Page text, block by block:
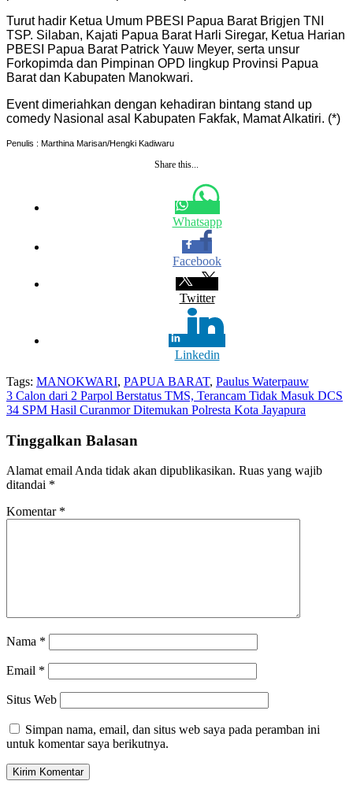
Turut hadir Ketua Umum PBESI Papua Barat Brigjen TNI
TSP. Silaban, Kajati Papua Barat Harli Siregar, Ketua Harian
PBESI Papua Barat Patrick Yauw Meyer, serta unsur
Forkopimda dan Pimpinan OPD lingkup Provinsi Papua
Barat dan Kabupaten Manokwari.
Event dimeriahkan dengan kehadiran bintang stand up
comedy Nasional asal Kabupaten Fakfak, Mamat Alkatiri. (*)
Penulis : Marthina Marisan/Hengki Kadiwaru
Share this...
Whatsapp
Facebook
Twitter
Linkedin
Tags: MANOKWARI, PAPUA BARAT, Paulus Waterpauw
Navigasi
pos
3 Calon dari 2 Parpol Berstatus TMS, Terancam Tidak Masuk DCS
34 SPM Hasil Curanmor Ditemukan Polresta Kota Jayapura
Tinggalkan Balasan
Alamat email Anda tidak akan dipublikasikan. Ruas yang wajib
ditandai *
Komentar *
Nama *
Email *
Situs Web
Simpan nama, email, dan situs web saya pada peramban ini
untuk komentar saya berikutnya.